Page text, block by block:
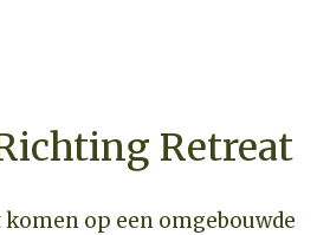
Retreat
op een omgebouwde